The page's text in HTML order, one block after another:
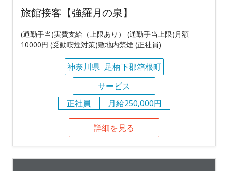
旅館接客【強羅月の泉】
(通勤手当)実費支給（上限あり） (通勤手当上限)月額
10000円 (受動喫煙対策)敷地内禁煙 (正社員)
神奈川県 足柄下郡箱根町
サービス
正社員
月給250,000円
詳細を見る